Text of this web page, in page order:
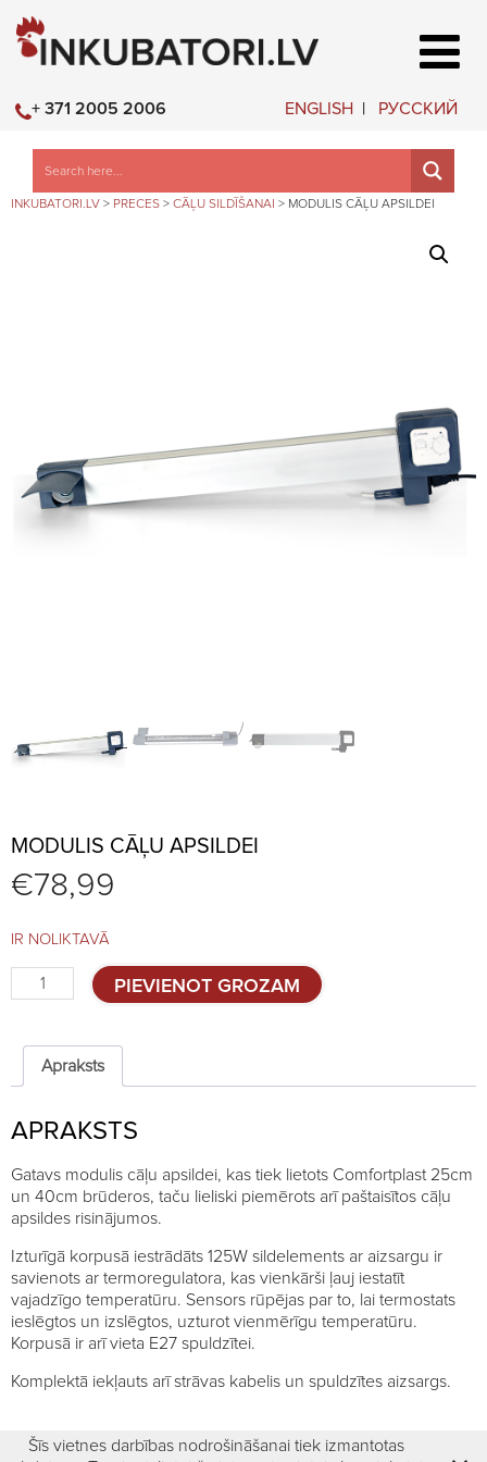
ENGLISH РУССКИЙ
+ 371 2005 2006
INKUBATORI.LV > PRECES > CĀĻU SILDĪŠANAI > MODULIS CĀĻU APSILDEI
MODULIS CĀĻU APSILDEI
€78,99
IR NOLIKTAVĀ
Modulis
cāļu
quantity
PIEVIENOT GROZAM
Apraksts
APRAKSTS
Gatavs modulis cāļu apsildei, kas tiek lietots Comfortplast 25cm
un 40cm brūderos, taču lieliski piemērots arī paštaisītos cāļu
apsildes risinājumos.
Izturīgā korpusā iestrādāts 125W sildelements ar aizsargu ir
savienots ar termoregulatora, kas vienkārši ļauj iestatīt
vajadzīgo temperatūru. Sensors rūpējas par to, lai termostats
ieslēgtos un izslēgtos, uzturot vienmērīgu temperatūru.
Korpusā ir arī vieta E27 spuldzītei.
Komplektā iekļauts arī strāvas kabelis un spuldzītes aizsargs.
Šīs vietnes darbības nodrošināšanai tiek izmantotas